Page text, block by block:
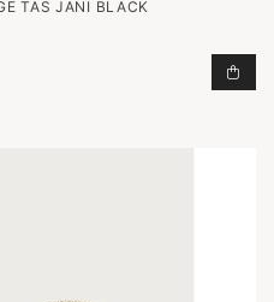
TOEVOEGEN AAN
TAS JANI BLACK